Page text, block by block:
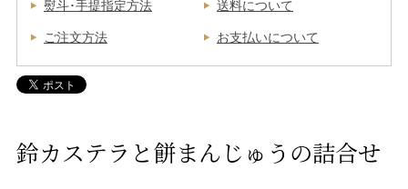
熨斗･手提指定方法 送料について
ご注文方法 お支払いについて
鈴カステラと餅まんじゅうの詰合せ